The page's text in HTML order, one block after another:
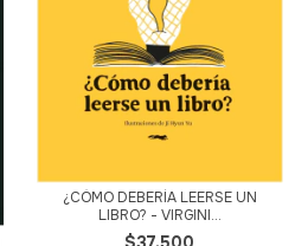
¿CÓMO DEBERÍA LEERSE UN
LIBRO? - VIRGINI...